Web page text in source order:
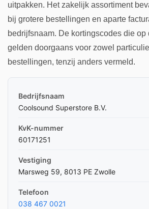
uitpakken. Het zakelijk assortiment
bij grotere bestellingen en aparte
bedrijfsnaam. De kortingscodes die op
gelden doorgaans voor zowel
bestellingen, tenzij anders vermeld.
Bedrijfsnaam
Coolsound Superstore B.V.
KvK-nummer
60171251
Vestiging
Marsweg 59, 8013 PE Zwolle
Telefoon
038 467 0021